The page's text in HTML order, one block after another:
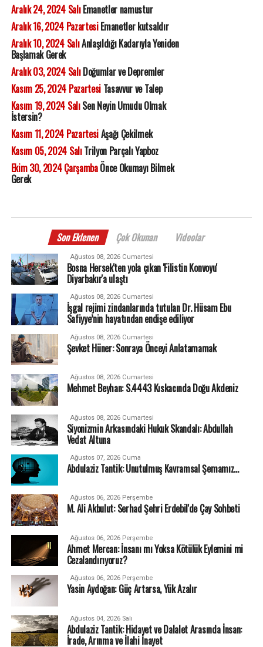
Aralık 24, 2024 SalıEmanetler namustur
Aralık 16, 2024 PazartesiEmanetler kutsaldır
Aralık 10, 2024 SalıAnlaşıldığı Kadarıyla Yeniden
Başlamak Gerek
Aralık 03, 2024 SalıDoğumlar ve Depremler
Kasım 25, 2024 PazartesiTasavvur ve Talep
Kasım 19, 2024 SalıSen Neyin Umudu Olmak
İstersin?
Kasım 11, 2024 PazartesiAşağı Çekilmek
Kasım 05, 2024 SalıTrilyon Parçalı Yapboz
Ekim 30, 2024 ÇarşambaÖnce Okumayı Bilmek
Gerek
Son Eklenen Çok Okunan Videolar
Ağustos 08, 2026 Cumartesi
Bosna Hersek'ten yola çıkan 'Filistin Konvoyu'
Diyarbakır'a ulaştı
Ağustos 08, 2026 Cumartesi
İşgal rejimi zindanlarında tutulan Dr. Hüsam Ebu
Safiyye’nin hayatından endişe ediliyor
Ağustos 08, 2026 Cumartesi
Şevket Hüner: Sonraya Önceyi Anlatamamak
Ağustos 08, 2026 Cumartesi
Mehmet Beyhan: S.4443 Kıskacında Doğu Akdeniz
Ağustos 08, 2026 Cumartesi
Siyonizmin Arkasındaki Hukuk Skandalı: Abdullah
Vedat Altuna
Ağustos 07, 2026 Cuma
Abdulaziz Tantik: Unutulmuş Kavramsal Şemamız…
Ağustos 06, 2026 Perşembe
M. Ali Akbulut: Serhad Şehri Erdebil'de Çay Sohbeti
Ağustos 06, 2026 Perşembe
Ahmet Mercan: İnsanı mı Yoksa Kötülük Eylemini mi
Cezalandırıyoruz?
Ağustos 06, 2026 Perşembe
Yasin Aydoğan: Güç Artarsa, Yük Azalır
Ağustos 04, 2026 Salı
Abdulaziz Tantik: Hidayet ve Dalalet Arasında İnsan:
İrade, Arınma ve İlahi İnayet